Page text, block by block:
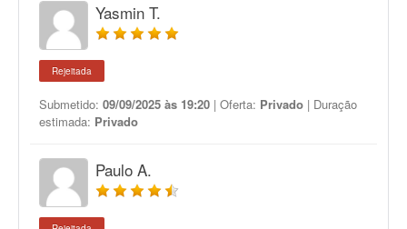
Yasmin T.
Rejeitada
Submetido: 09/09/2025 às 19:20 | Oferta: Privado | Duração
estimada: Privado
Paulo A.